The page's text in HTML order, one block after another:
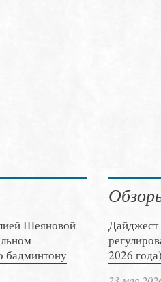
Шеяновой
бадминтону
Дайджест
2026